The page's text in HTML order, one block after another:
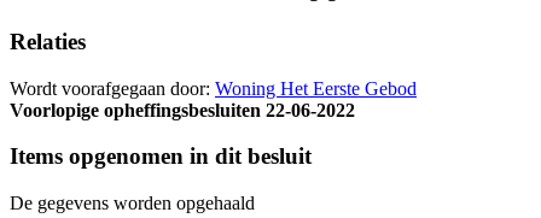
Relaties
Wordt voorafgegaan door: Woning Het Eerste Gebod
Voorlopige opheffingsbesluiten 22-06-2022
Items opgenomen in dit besluit
De gegevens worden opgehaald